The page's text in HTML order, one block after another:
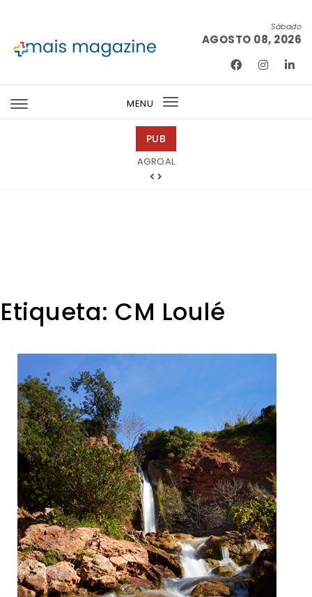
Sábado
AGOSTO 08, 2026
MENU
Toggle
PUB
Tintas 2000
Etiqueta: CM Loulé